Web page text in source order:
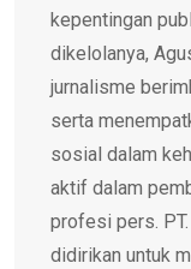
kepentingan
dikelolanya,
jurnalisme
serta
sosial dalam
aktif dalam
profesi pers.
didirikan untuk